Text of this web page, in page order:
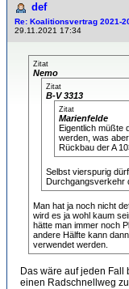
def
Re: Koalitionsvertrag 2021-
29.11.2021 17:34
Zitat
Nemo
Zitat
B-V 3313
Zitat
Marienfelde
Eigentlich müßte
werden, was
Rückbau der A
Selbst vierspurig
Durchgangsverkehr
Man hat ja noch nicht
wird es ja wohl kaum
hätte man immer noch
andere Hälfte kann
verwendet werden.
Das wäre auf jeden Fall
einen Radschnellweg